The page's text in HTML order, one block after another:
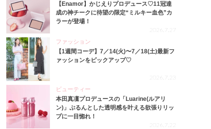
【Enamor】かじえりプロデュース♡11冠達
成の神チークに待望の限定“ミルキー血色”カ
ラーが登場！
2026.7.27
ファッション
【1週間コーデ】7／14(火)〜7／18(土)最新フ
ァッションをピックアップ♡
2026.7.23
ビューティー
本田真凜プロデュースの「Luarine(ルアリ
ン)」ぷるんとした透明感を叶える欲張りリッ
プに一目惚れ！
2026.7.22